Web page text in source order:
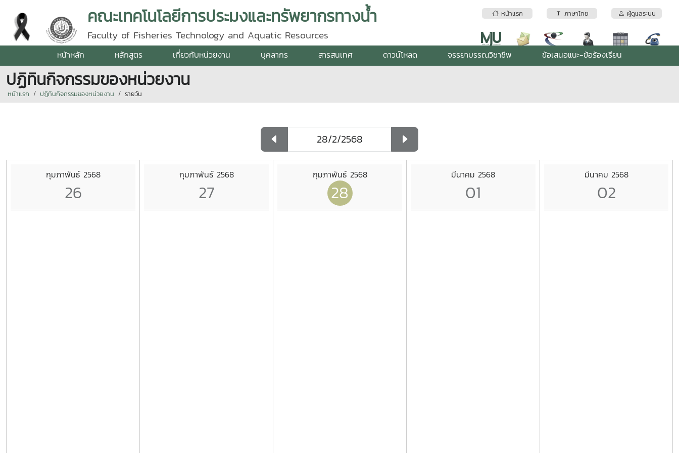
หน้าแรก ภาษาไทย ผู้ดูแลระบบ
คณะเทคโนโลยีการประมงและทรัพยากรทางน้ำ
Faculty of Fisheries Technology and Aquatic Resources
หน้าหลัก หลักสูตร เกี่ยวกับหน่วยงาน บุคลากร สารสนเทศ ดาวน์โหลด จรรยาบรรณวิชาชีพ ข้อเสนอแนะ-ข้อร้องเรียน
ปฏิทินกิจกรรมของหน่วยงาน
หน้าแรก ปฏิทินกิจกรรมของหน่วยงาน รายวัน
กุมภาพันธ์ 2568
26
กุมภาพันธ์ 2568
27
กุมภาพันธ์ 2568
28
มีนาคม 2568
01
มีนาคม 2568
02